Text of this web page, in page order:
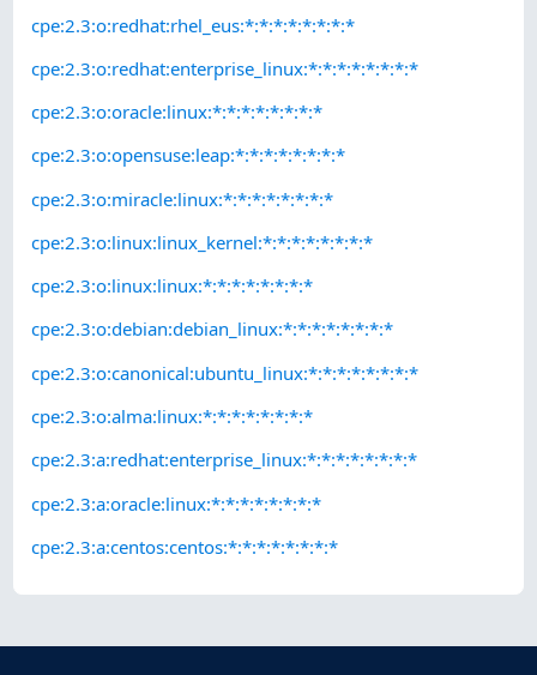
cpe:2.3:o:redhat:rhel_eus:*:*:*:*:*:*:*:*
cpe:2.3:o:redhat:enterprise_linux:*:*:*:*:*:*:*:*
cpe:2.3:o:oracle:linux:*:*:*:*:*:*:*:*
cpe:2.3:o:opensuse:leap:*:*:*:*:*:*:*:*
cpe:2.3:o:miracle:linux:*:*:*:*:*:*:*:*
cpe:2.3:o:linux:linux_kernel:*:*:*:*:*:*:*:*
cpe:2.3:o:linux:linux:*:*:*:*:*:*:*:*
cpe:2.3:o:debian:debian_linux:*:*:*:*:*:*:*:*
cpe:2.3:o:canonical:ubuntu_linux:*:*:*:*:*:*:*:*
cpe:2.3:o:alma:linux:*:*:*:*:*:*:*:*
cpe:2.3:a:redhat:enterprise_linux:*:*:*:*:*:*:*:*
cpe:2.3:a:oracle:linux:*:*:*:*:*:*:*:*
cpe:2.3:a:centos:centos:*:*:*:*:*:*:*:*